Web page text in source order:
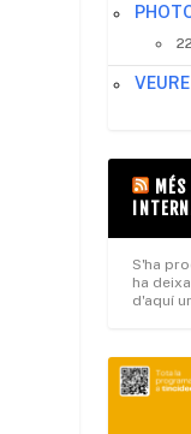
S'ha
ha
d'aquí